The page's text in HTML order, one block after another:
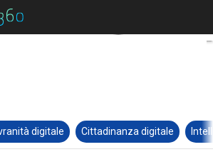
digitale Cittadinanza digitale